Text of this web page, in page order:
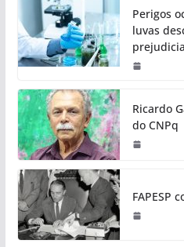
Perigos
luvas
Ricardo
do CNPq
FAPESP